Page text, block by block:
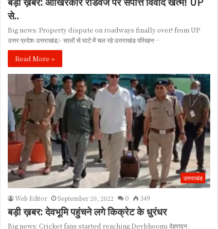
से..
Big news: Property dispute on roadways finally over! from UP
उत्तर प्रदेश-उत्तराखंड/- सालों से घाटे में चल रहे उत्तराखंड परिवहन…
Read More »
उत्तराखंड
Web Editor September 20, 2022 0 349
बड़ी ख़बर: देवभूमि पहुंचने लगे किक्रेट के धुरंधर
Big news: Cricket fans started reaching Devbhoomi देहरादून :